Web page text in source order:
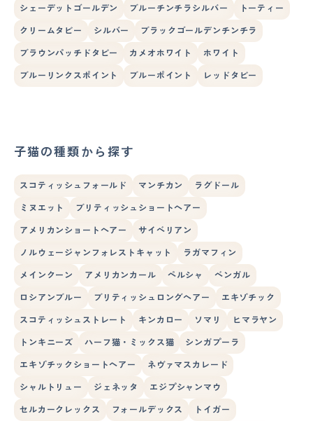
シェーデットゴールデン ブルーチンチラシルバー トーティー
クリームタビー シルバー ブラックゴールデンチンチラ
ブラウンパッチドタビー カメオホワイト ホワイト
ブルーリンクスポイント ブルーポイント レッドタビー
子猫の種類から探す
スコティッシュフォールド マンチカン ラグドール
ミヌエット ブリティッシュショートヘアー
アメリカンショートヘアー サイベリアン
ノルウェージャンフォレストキャット ラガマフィン
メインクーン アメリカンカール ペルシャ ベンガル
ロシアンブルー ブリティッシュロングヘアー エキゾチック
スコティッシュストレート キンカロー ソマリ ヒマラヤン
トンキニーズ ハーフ猫・ミックス猫 シンガプーラ
エキゾチックショートヘアー ネヴァマスカレード
シャルトリュー ジェネッタ エジプシャンマウ
セルカークレックス フォールデックス トイガー